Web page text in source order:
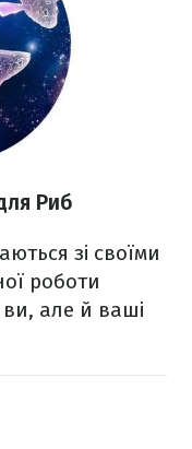
Риб
зі своїми
роботи
але й ваші